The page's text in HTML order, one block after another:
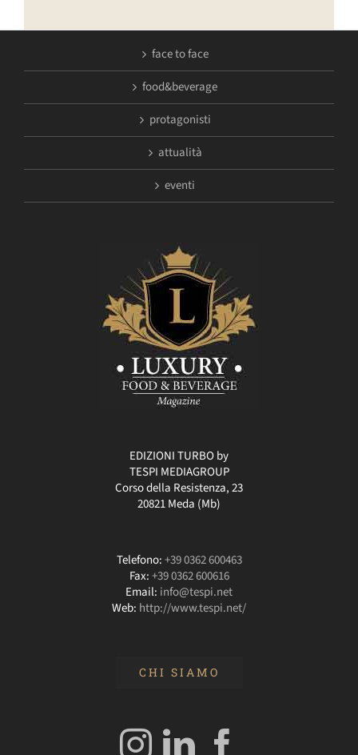
face to face
food&beverage
protagonisti
attualità
eventi
EDIZIONI TURBO by
TESPI MEDIAGROUP
Corso della Resistenza, 23
20821 Meda (Mb)
Telefono:+39 0362 600463
Fax:+39 0362 600616
Email: info@tespi.net
Web: http://www.tespi.net/
CHI SIAMO